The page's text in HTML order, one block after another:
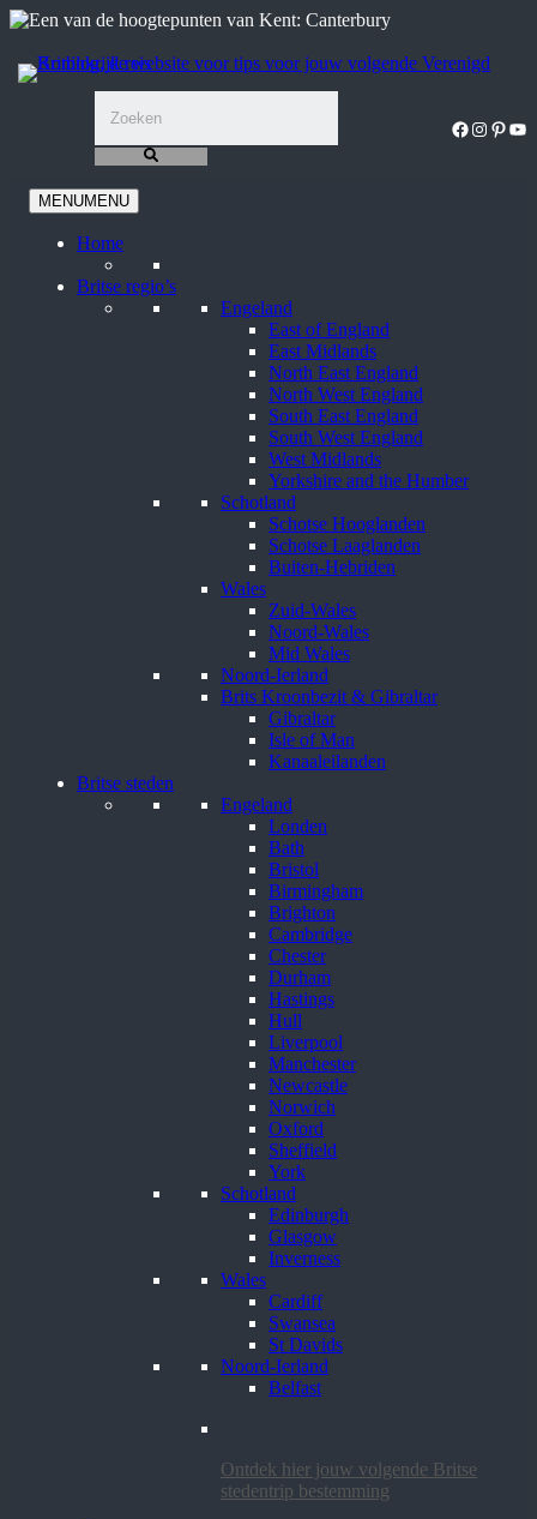
Ga
de
inhoud
Facebook
MENUMENU
Home
Britse regio’s
Engeland
East of England
East Midlands
North East England
North West England
South East England
South West England
West Midlands
Yorkshire and the Humber
Schotland
Schotse Hooglanden
Schotse Laaglanden
Buiten-Hebriden
Wales
Zuid-Wales
Noord-Wales
Mid Wales
Noord-Ierland
Brits Kroonbezit & Gibraltar
Gibraltar
Isle of Man
Kanaaleilanden
Britse steden
Engeland
Londen
Bath
Bristol
Birmingham
Brighton
Cambridge
Chester
Durham
Hastings
Hull
Liverpool
Manchester
Newcastle
Norwich
Oxford
Sheffield
York
Schotland
Edinburgh
Glasgow
Inverness
Wales
Cardiff
Swansea
St Davids
Noord-Ierland
Belfast
Ontdek hier jouw volgende Britse
stedentrip bestemming